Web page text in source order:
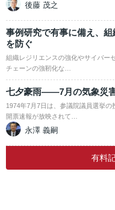
後藤 茂之
事例研究で有事に備え、
を防ぐ
組織レジリエンスの強化やサイバー
チェーンの強靭化な…
七夕豪雨――7月の気象
1974年7月7日は、参議院議員選挙
開票速報が放映されて…
永澤 義嗣
有料